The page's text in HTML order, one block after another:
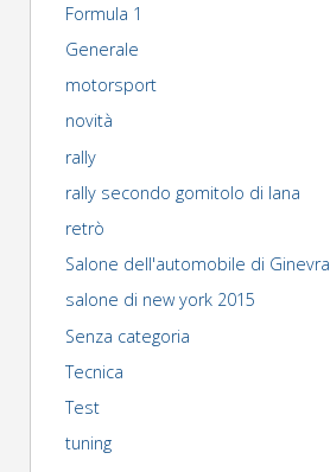
Formula 1
Generale
motorsport
novità
rally
rally secondo gomitolo di lana
retrò
Salone dell'automobile di Ginevra
salone di new york 2015
Senza categoria
Tecnica
Test
tuning